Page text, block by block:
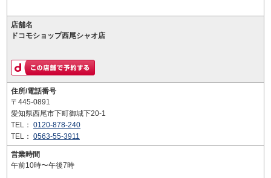
店舗名
ドコモショップ西尾シャオ店
住所/電話番号
〒445-0891
愛知県西尾市下町御城下20-1
TEL： 0120-878-240
TEL： 0563-55-3911
営業時間
午前10時〜午後7時